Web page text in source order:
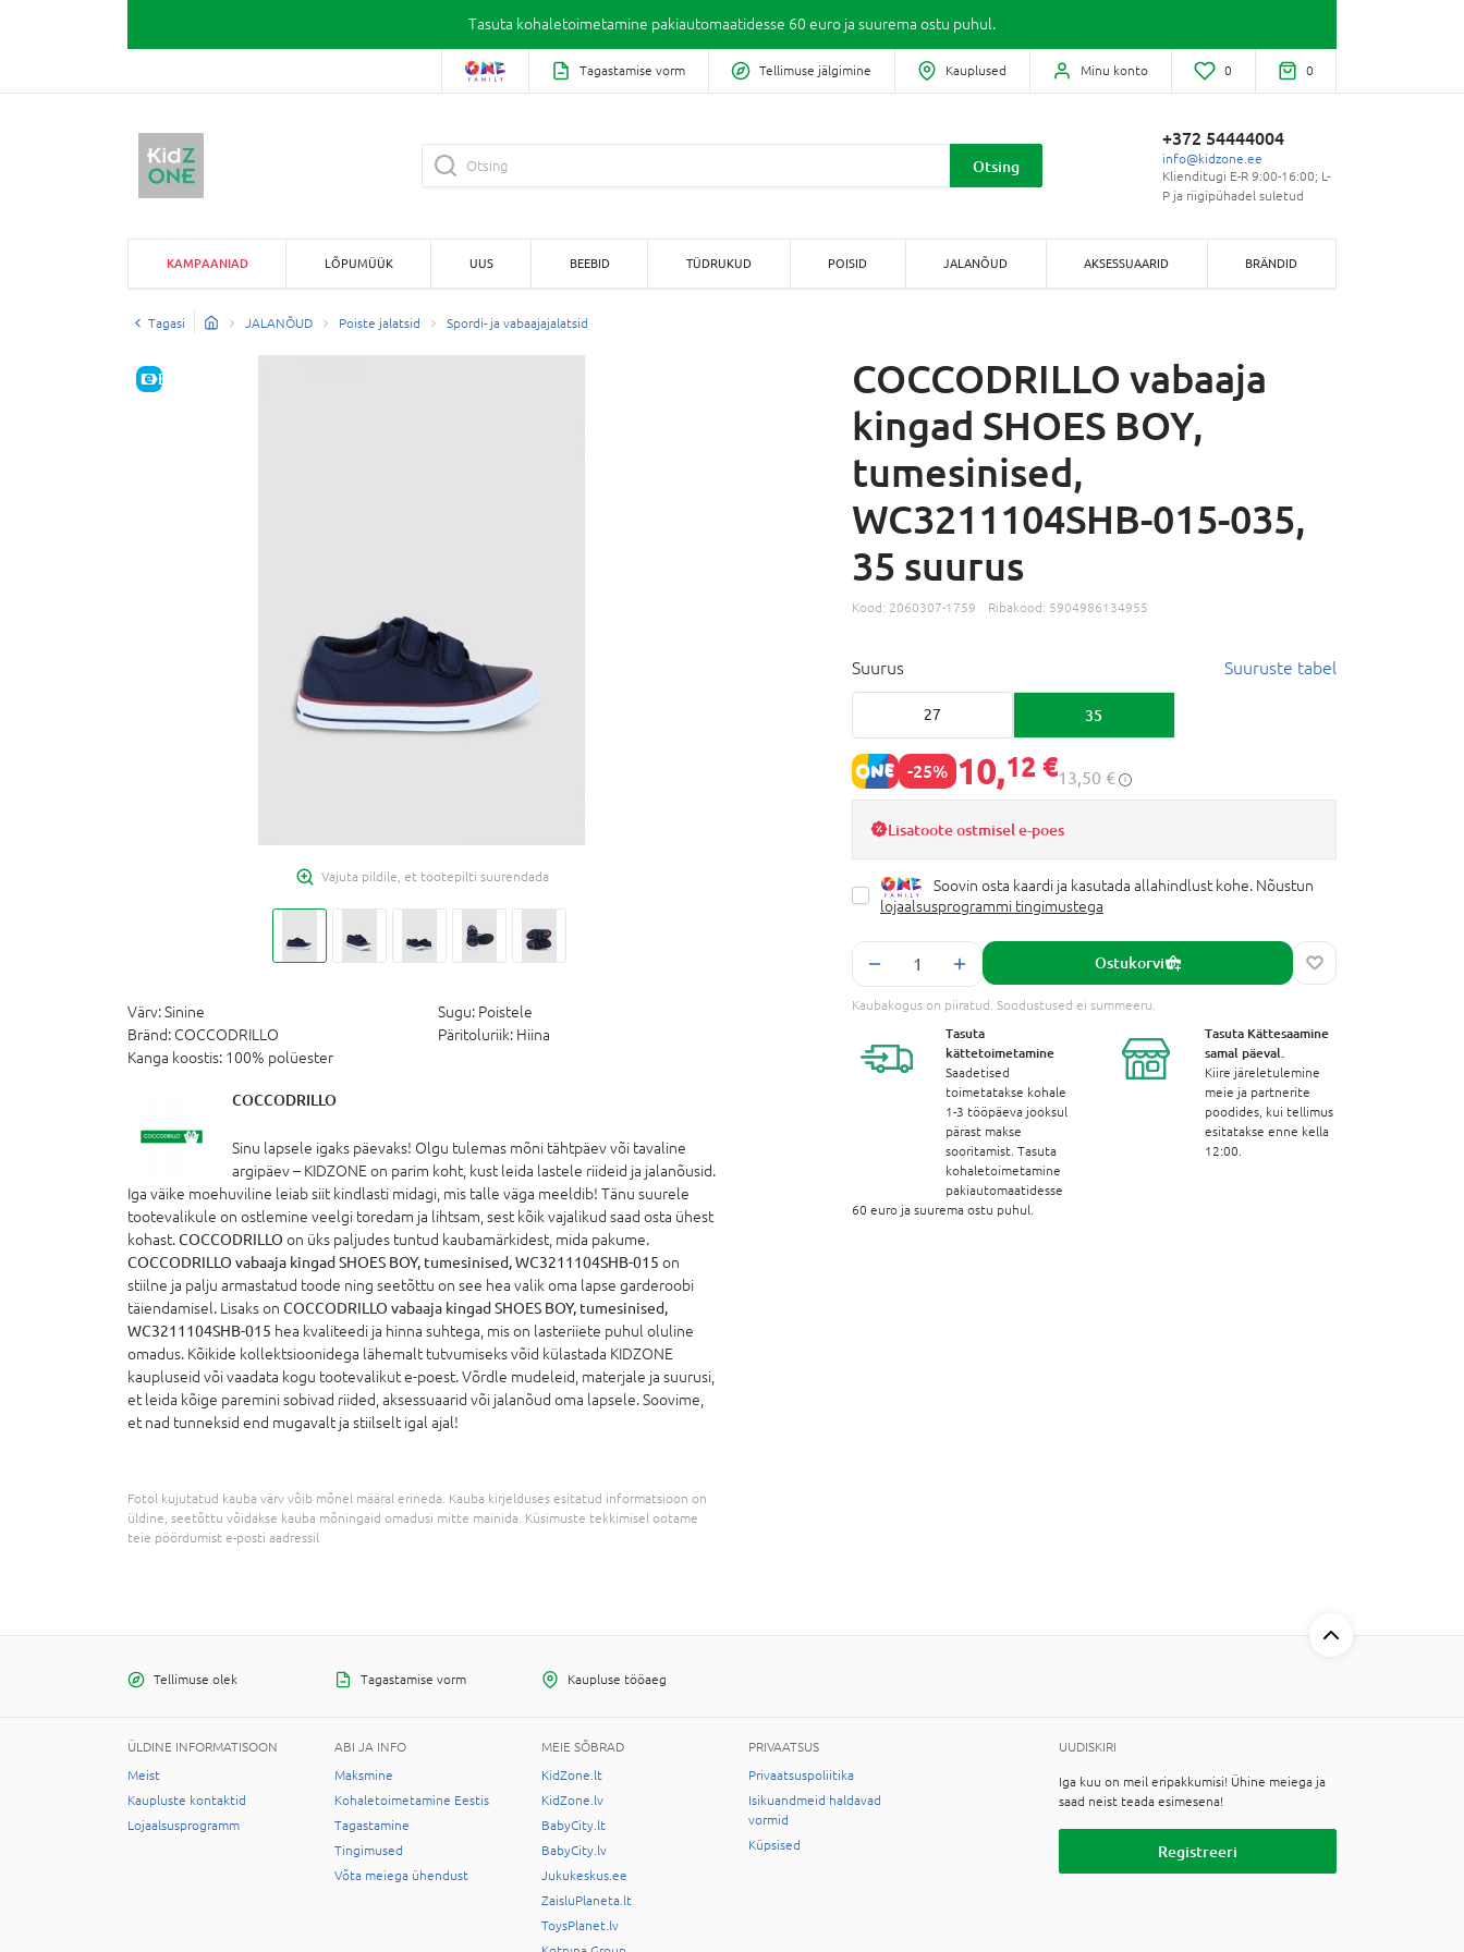
Tasuta kohaletoimetamine pakiautomaatidesse 60 euro ja suurema ostu puhul.
Tagastamise vorm Tellimuse jälgimine Kauplused Minu konto 0 0
Otsing
+372 54444004
info@kidzone.ee
Klienditugi E-R 9:00-16:00; L-
P ja riigipühadel suletud
KAMPAANIAD LÕPUMÜÜK UUS BEEBID TÜDRUKUD POISID JALANÕUD AKSESSUAARID BRÄNDID
Tagasi JALANÕUD Poiste jalatsid Spordi- ja vabaajajalatsid
E-HIND
Vajuta pildile, et tootepilti suurendada
Värv:Sinine Sugu: Poistele
Bränd: COCCODRILLO Päritoluriik: Hiina
Kanga koostis: 100% polüester
COCCODRILLO
Sinu lapsele igaks päevaks! Olgu tulemas mõni tähtpäev või tavaline
argipäev – KIDZONE on parim koht, kust leida lastele riideid ja jalanõusid.
Iga väike moehuviline leiab siit kindlasti midagi, mis talle väga meeldib! Tänu suurele
tootevalikule on ostlemine veelgi toredam ja lihtsam, sest kõik vajalikud saad osta ühest
kohast.COCCODRILLO on üks paljudes tuntud kaubamärkidest, mida pakume.
COCCODRILLO vabaaja kingad SHOES BOY, tumesinised, WC3211104SHB-015 on
stiilne ja palju armastatud toode ning seetõttu on see hea valik oma lapse garderoobi
täiendamisel. Lisaks on COCCODRILLO vabaaja kingad SHOES BOY, tumesinised,
WC3211104SHB-015 hea kvaliteedi ja hinna suhtega, mis on lasteriiete puhul oluline
omadus. Kõikide kollektsioonidega lähemalt tutvumiseks võid külastada KIDZONE
kaupluseid või vaadata kogu tootevalikut e-poest. Võrdle mudeleid, materjale ja suurusi,
et leida kõige paremini sobivad riided, aksessuaarid või jalanõud oma lapsele. Soovime,
et nad tunneksid end mugavalt ja stiilselt igal ajal!
Fotol kujutatud kauba värv võib mõnel määral erineda. Kauba kirjelduses esitatud informatsioon on
üldine, seetõttu võidakse kauba mõningaid omadusi mitte mainida. Küsimuste tekkimisel ootame
teie pöördumist e-posti aadressil
COCCODRILLO vabaaja
kingad SHOES BOY,
tumesinised,
WC3211104SHB-015-035,
35 suurus
Kood: 2060307-1759 Ribakood: 5904986134955
Suurus Suuruste tabel
27 35
-25% 10,12 €13,50 €
Lisatoote ostmisel e-poes
Soovin osta kaardi ja kasutada allahindlust kohe. Nõustun
lojaalsusprogrammi tingimustega
Ostukorvi
Kaubakogus on piiratud. Soodustused ei summeeru.
Tasuta
kättetoimetamine
Saadetised
toimetatakse kohale
1-3 tööpäeva jooksul
pärast makse
sooritamist. Tasuta
kohaletoimetamine
pakiautomaatidesse
60 euro ja suurema ostu puhul.
Tasuta Kättesaamine
samal päeval.
Kiire järeletulemine
meie ja partnerite
poodides, kui tellimus
esitatakse enne kella
12:00.
Tellimuse olek Tagastamise vorm Kaupluse tööaeg
ÜLDINE INFORMATISOON
Meist
Kaupluste kontaktid
Lojaalsusprogramm
ABI JA INFO
Maksmine
Kohaletoimetamine Eestis
Tagastamine
Tingimused
Võta meiega ühendust
MEIE SÕBRAD
KidZone.lt
KidZone.lv
BabyCity.lt
BabyCity.lv
Jukukeskus.ee
ZaisluPlaneta.lt
ToysPlanet.lv
PRIVAATSUS
Privaatsuspoliitika
Isikuandmeid haldavad
vormid
Küpsised
UUDISKIRI
Iga kuu on meil eripakkumisi! Ühine meiega ja
saad neist teada esimesena!
Registreeri